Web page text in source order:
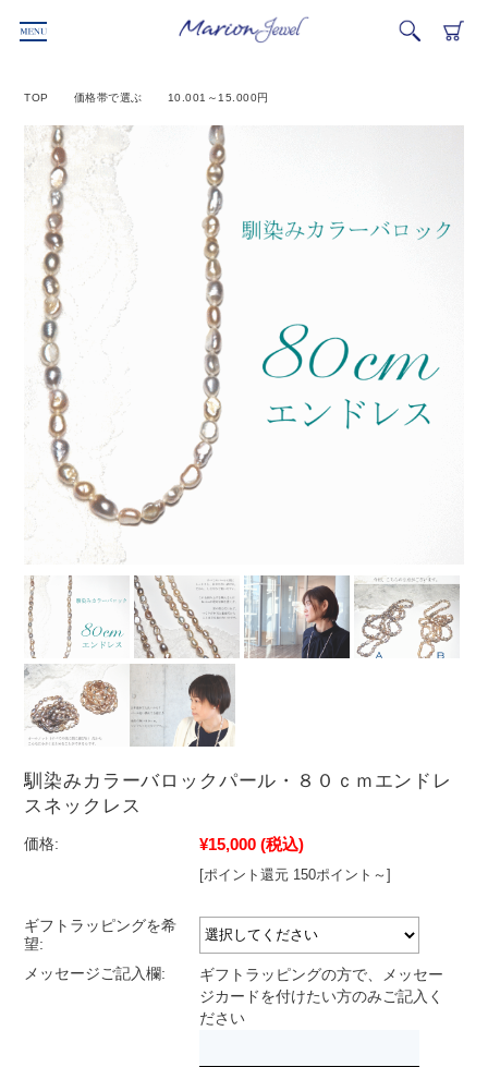
TOP 価格帯で選ぶ 10.001～15.000円
馴染みカラーバロックパール・８０ｃｍエンドレ
スネックレス
価格: ¥15,000 (税込)
[ポイント還元 150ポイント～]
ギフトラッピングを希
望:
メッセージご記入欄:
ギフトラッピングの方で、メッセー
ジカードを付けたい方のみご記入く
ださい